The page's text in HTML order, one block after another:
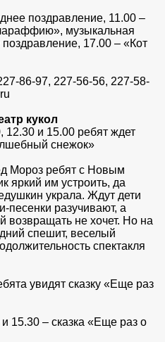
поздравление, 11.00 –
музыкальная
17.00 – «Кот
86-97, 227-56-56, 227-58-
кукол
12.30 и 15.00 ребят ждет
снежок»
Мороз ребят с Новым
яркий им устроить, да
украла. Ждут дети
песенки разучивают, а
не хочет. Но на
спешит, веселый
спектакля
увидят сказку «Еще раз
15.30 – сказка «Еще раз о